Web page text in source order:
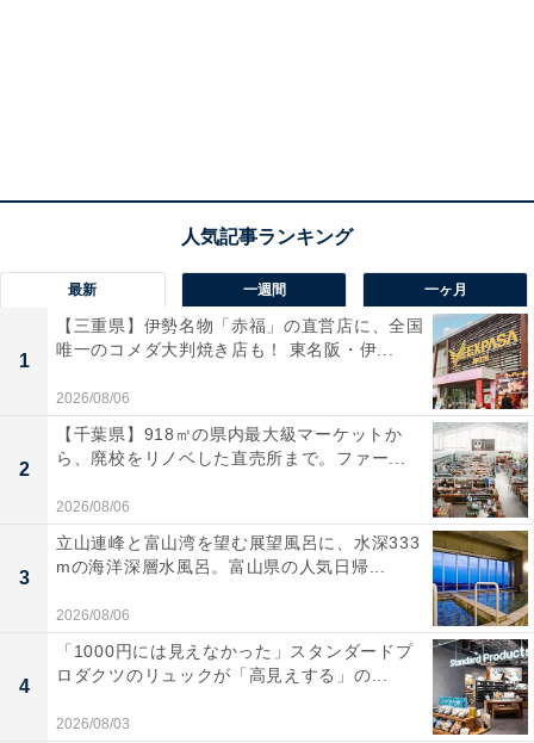
最新 一週間 一ヶ月
1
【三重県】伊勢名物「赤福」の直営店に、全国
唯一のコメダ大判焼き店も！ 東名阪・伊...
2026/08/06
2
【千葉県】918㎡の県内最大級マーケットか
ら、廃校をリノベした直売所まで。ファー...
2026/08/06
3
立山連峰と富山湾を望む展望風呂に、水深333
mの海洋深層水風呂。富山県の人気日帰...
2026/08/06
4
「1000円には見えなかった」スタンダードプ
ロダクツのリュックが「高見えする」の...
2026/08/03